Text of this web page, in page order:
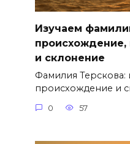
Изучаем
происхождение,
и склонение
Фамилия Терскова:
происхождение и
0 57